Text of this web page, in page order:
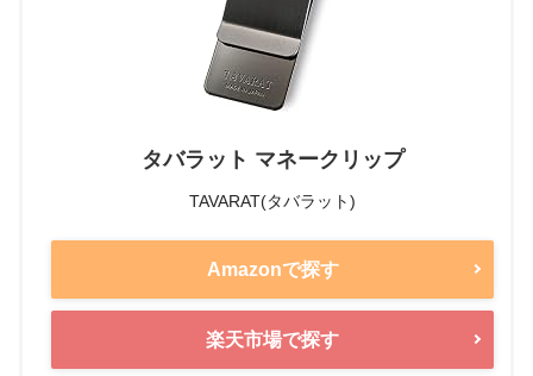
タバラット マネークリップ
TAVARAT(タバラット)
Amazonで探す
楽天市場で探す